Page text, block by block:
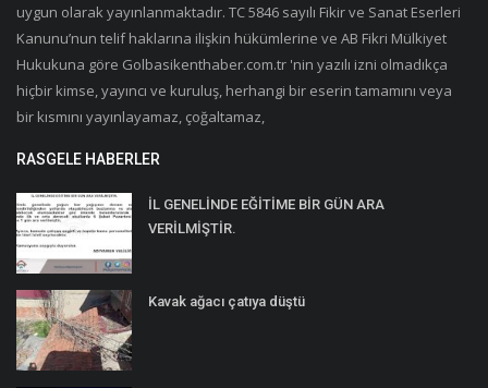
uygun olarak yayınlanmaktadır. TC 5846 sayılı Fikir ve Sanat Eserleri
Kanunu’nun telif haklarına ilişkin hükümlerine ve AB Fikri Mülkiyet
Hukukuna göre Golbasikenthaber.com.tr 'nin yazılı izni olmadıkça
hiçbir kimse, yayıncı ve kuruluş, herhangi bir eserin tamamını veya
bir kısmını yayınlayamaz, çoğaltamaz,
RASGELE HABERLER
İL GENELİNDE EĞİTİME BİR GÜN ARA
VERİLMİŞTİR.
Kavak ağacı çatıya düştü